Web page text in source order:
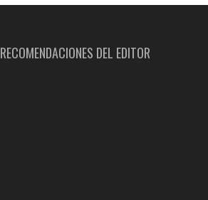
RECOMENDACIONES DEL EDITOR